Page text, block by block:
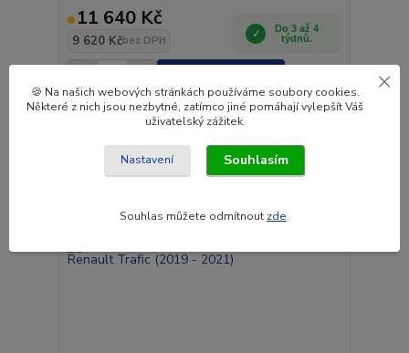
11 640 Kč
9 620 Kčbez DPH
Do 3 až 4
týdnů.
🍪 Na našich webových stránkách používáme soubory cookies.
Některé z nich jsou nezbytné, zatímco jiné pomáhají vylepšít Váš
uživatelský zážitek.
Nastavení Souhlasím
Souhlas můžete odmítnout zde.